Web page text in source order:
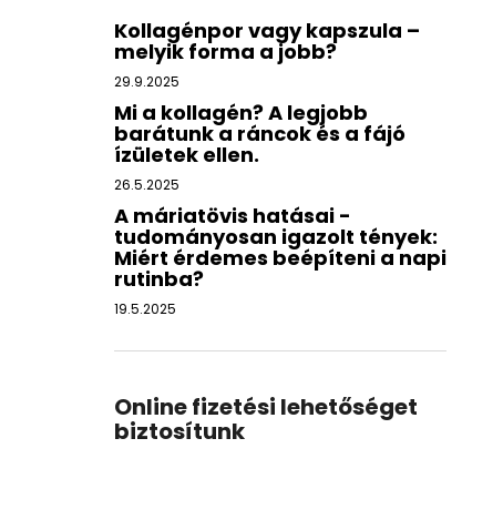
Kollagénpor vagy kapszula –
melyik forma a jobb?
29.9.2025
Mi a kollagén? A legjobb
barátunk a ráncok és a fájó
ízületek ellen.
26.5.2025
A máriatövis hatásai -
tudományosan igazolt tények:
Miért érdemes beépíteni a napi
rutinba?
19.5.2025
Online fizetési lehetőséget
biztosítunk